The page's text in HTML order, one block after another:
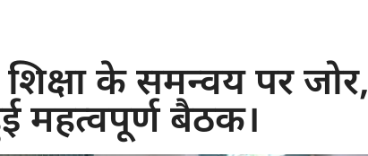
के समन्वय पर जोर,
महत्वपूर्ण बैठक।